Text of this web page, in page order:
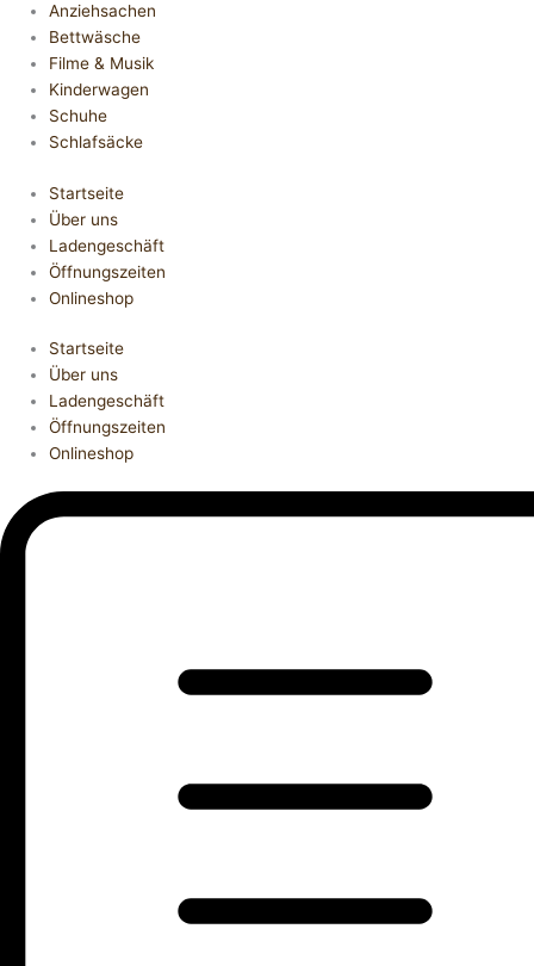
Anziehsachen
Bettwäsche
Filme & Musik
Kinderwagen
Schuhe
Schlafsäcke
Startseite
Über uns
Ladengeschäft
Öffnungszeiten
Onlineshop
Startseite
Über uns
Ladengeschäft
Öffnungszeiten
Onlineshop